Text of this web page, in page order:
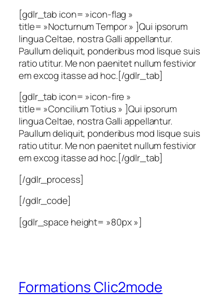
[gdlr_tab icon= »icon-flag »
title= »Nocturnum Tempor » ]Qui ipsorum
lingua Celtae, nostra Galli appellantur.
Paullum deliquit, ponderibus mod lisque suis
ratio utitur. Me non paenitet nullum festivior
em excog itasse ad hoc.[/gdlr_tab]
[gdlr_tab icon= »icon-fire »
title= »Concilium Totius » ]Qui ipsorum
lingua Celtae, nostra Galli appellantur.
Paullum deliquit, ponderibus mod lisque suis
ratio utitur. Me non paenitet nullum festivior
em excog itasse ad hoc.[/gdlr_tab]
[/gdlr_process]
[/gdlr_code]
[gdlr_space height= »80px »]
Formations Clic2mode